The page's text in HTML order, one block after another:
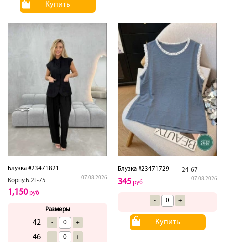
Купить
Блузка #23471821
Корпу.Б.2Г-75
07.08.2026
1,150руб
Размеры
42 - +
46 - +
Блузка #23471729 24-67
07.08.2026
345 руб
- +
Купить